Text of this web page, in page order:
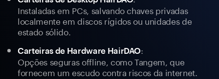
Instaladas em PCs, salvando chaves privadas
localmente em discos rígidos ou unidades de
estado sólido.
Carteiras de Hardware HairDAO:
Opções seguras offline, como Tangem, que
fornecem um escudo contra riscos da internet.